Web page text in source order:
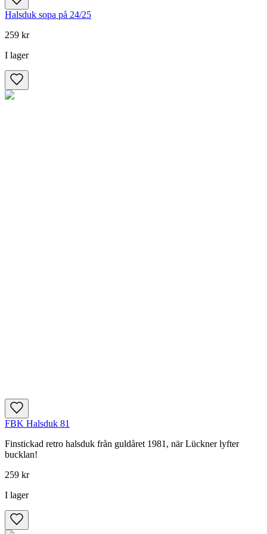
Halsduk sopa på 24/25
259 kr
I lager
FBK Halsduk 81
Finstickad retro halsduk från guldåret 1981, när Lückner lyfter
bucklan!
259 kr
I lager